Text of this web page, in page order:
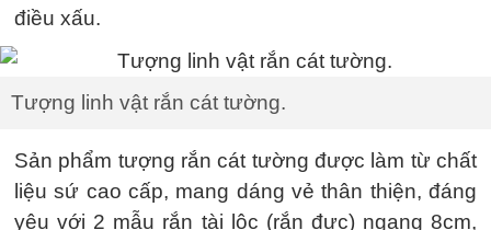
điều xấu.
Tượng linh vật rắn cát tường.
Sản phẩm tượng rắn cát tường được làm từ chất
liệu sứ cao cấp, mang dáng vẻ thân thiện, đáng
yêu với 2 mẫu rắn tài lộc (rắn đực) ngang 8cm,